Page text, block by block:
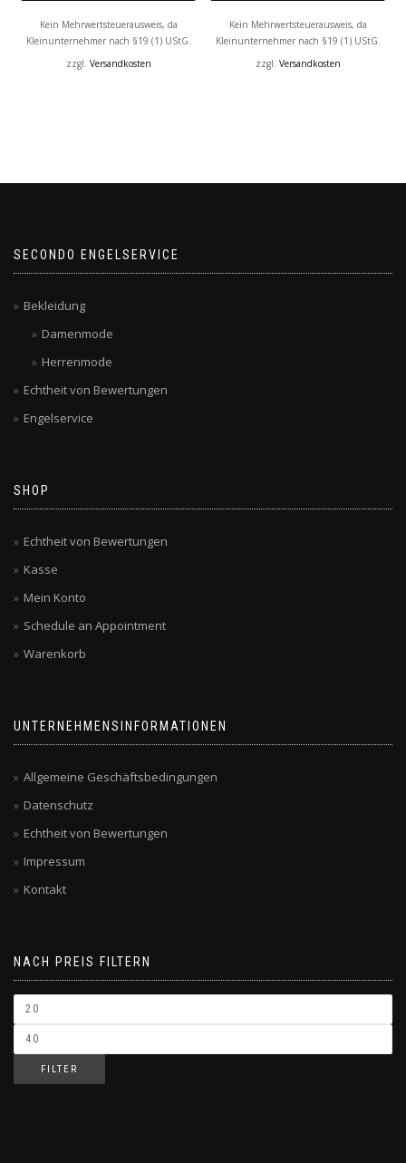
Kein Mehrwertsteuerausweis, da
Kleinunternehmer nach §19 (1) UStG.
zzgl. Versandkosten
Kein Mehrwertsteuerausweis, da
Kleinunternehmer nach §19 (1) UStG.
zzgl. Versandkosten
SECONDO ENGELSERVICE
Bekleidung
Damenmode
Herrenmode
Echtheit von Bewertungen
Engelservice
SHOP
Echtheit von Bewertungen
Kasse
Mein Konto
Schedule an Appointment
Warenkorb
UNTERNEHMENSINFORMATIONEN
Allgemeine Geschäftsbedingungen
Datenschutz
Echtheit von Bewertungen
Impressum
Kontakt
NACH PREIS FILTERN
FILTER